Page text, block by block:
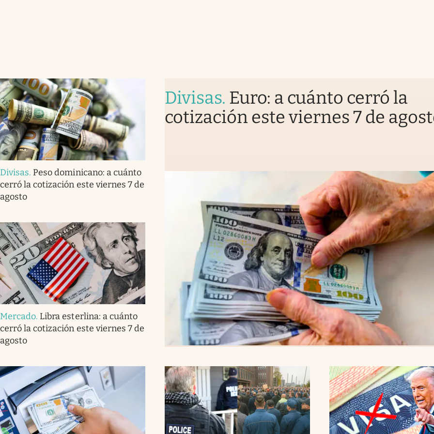
Divisas. Peso dominicano: a cuánto
cerró la cotización este viernes 7 de
agosto
Divisas. Euro: a cuánto cerró la
cotización este viernes 7 de
Mercado. Libra esterlina: a cuánto
cerró la cotización este viernes 7 de
agosto